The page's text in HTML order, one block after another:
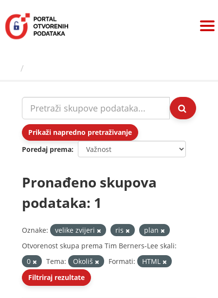
sadržaj
Prikaži napredno pretraživanje
Poredaj prema
Pronađeno skupova
podataka: 1
Oznake: velike zvijeri ris
plan
Otvorenost skupa prema Tim Berners-Lee skali:
0
Tema: Okoliš Formati:
HTML
Filtriraj rezultate